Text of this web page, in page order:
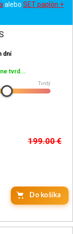
alebo SET paplón +
dní
tvrd...
Tvrdý
199.00€
Do košíka